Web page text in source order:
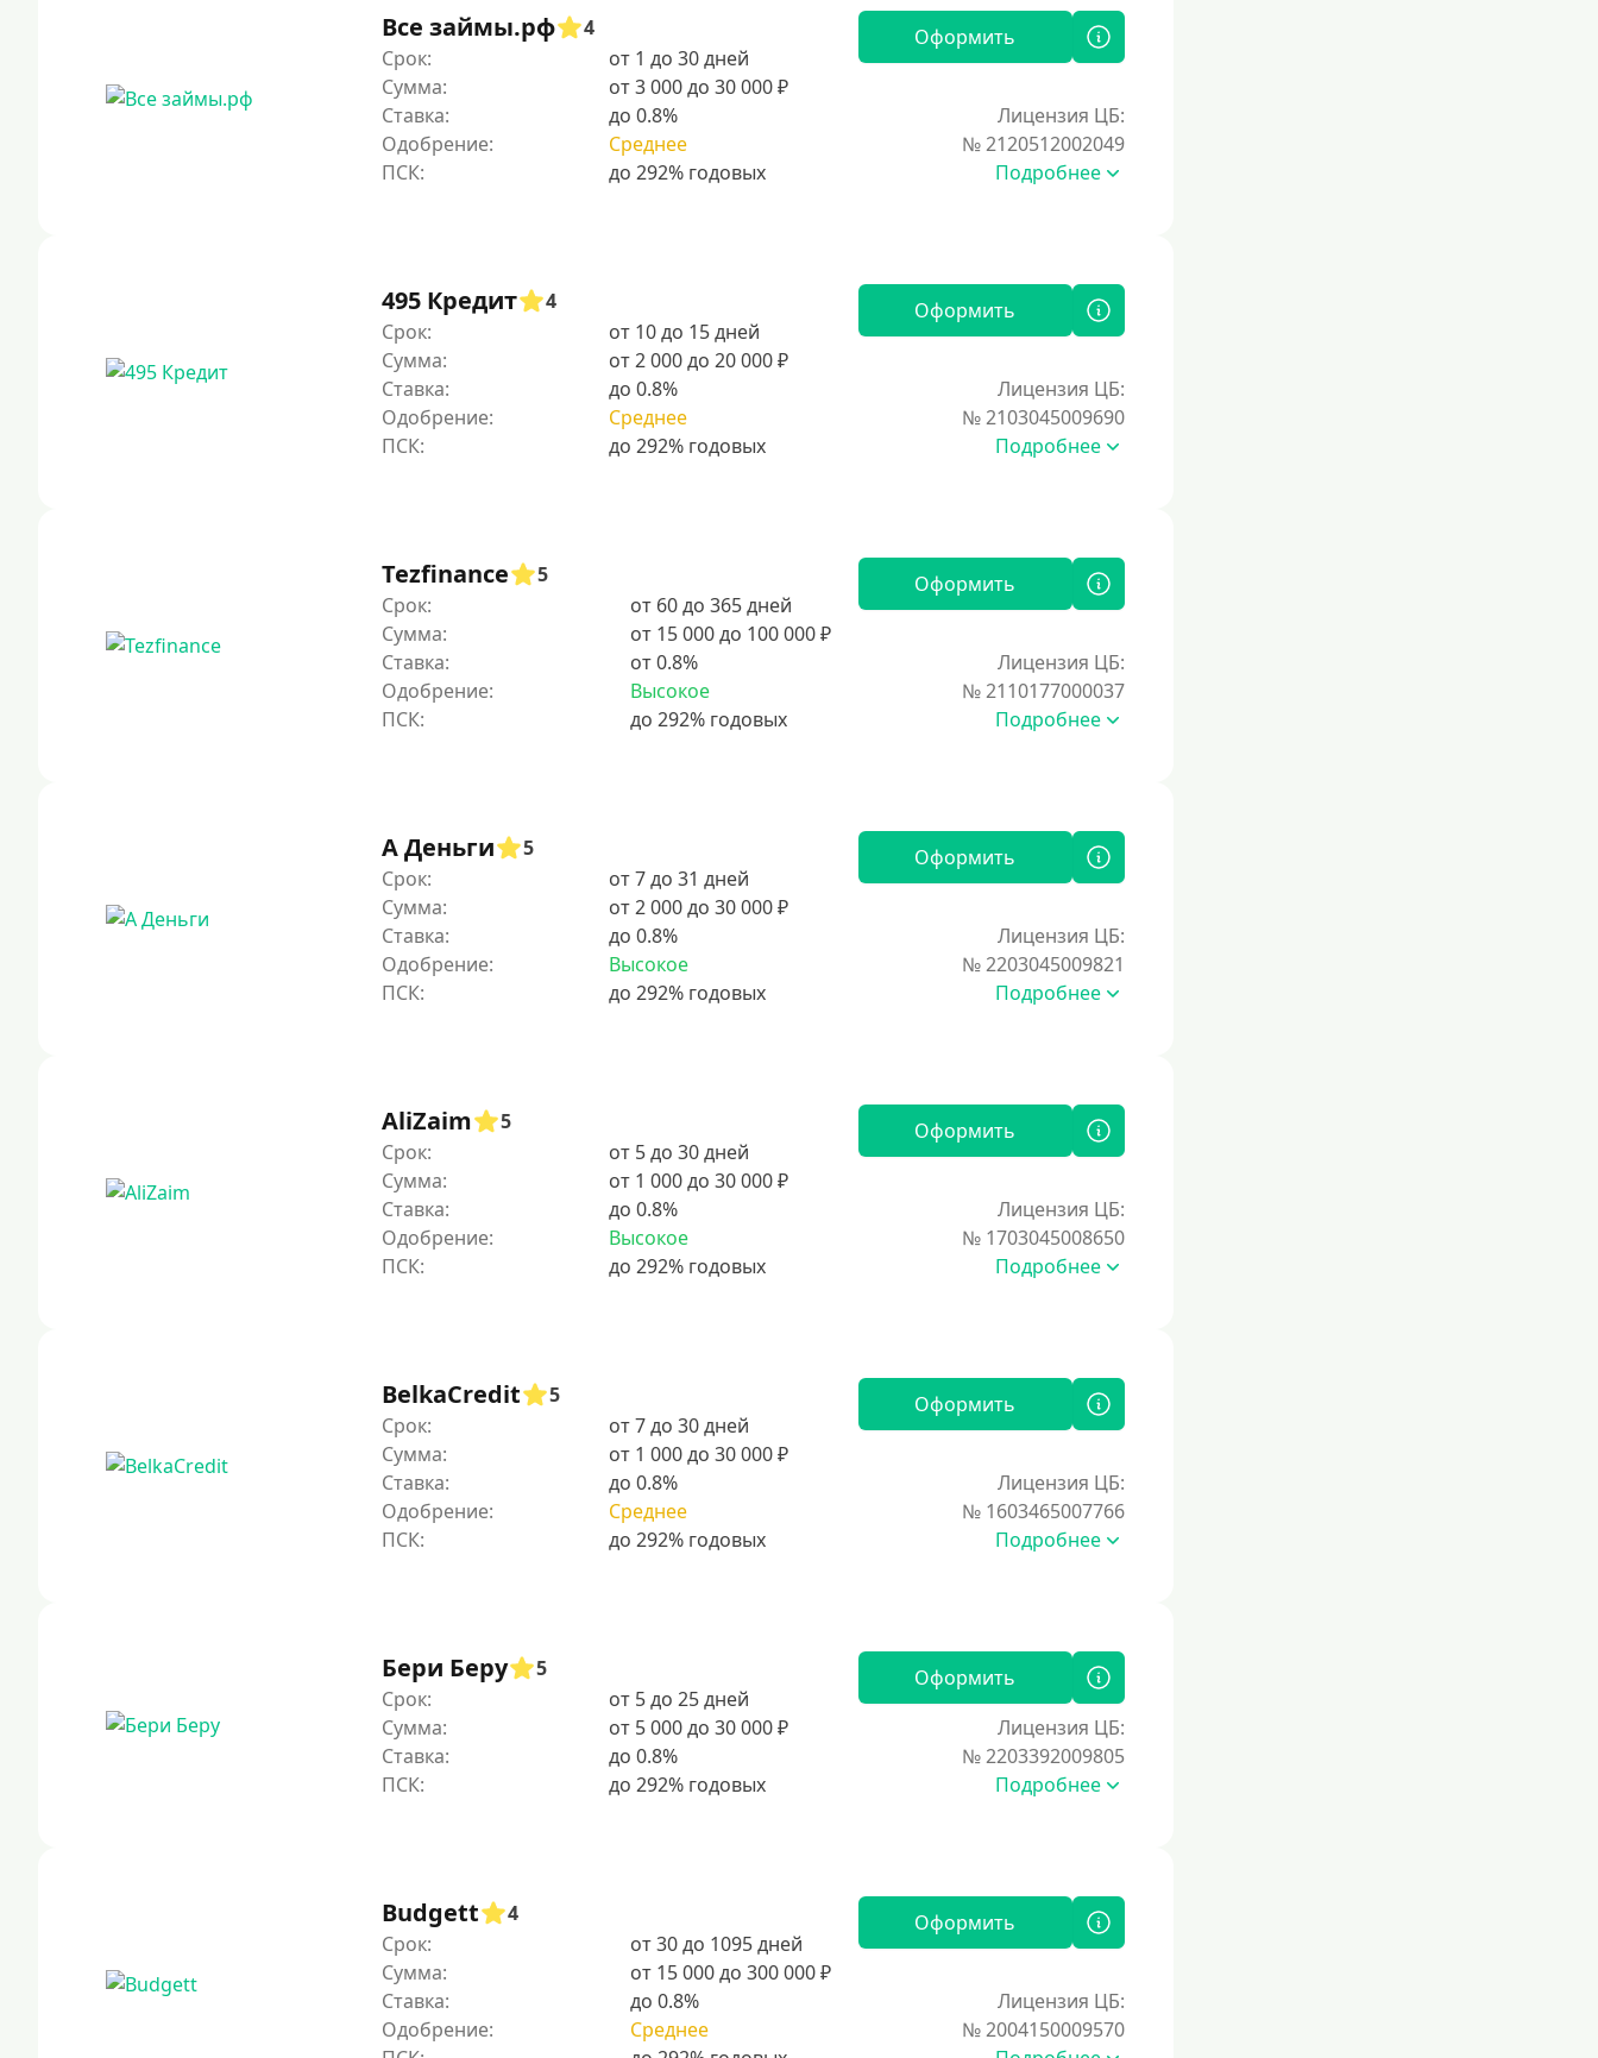
Все займы.рф
4
Срок:
от 1 до 30 дней
Сумма:
от 3 000 до 30 000 ₽
Ставка:
до 0.8%
Одобрение:
Среднее
Оформить
Лицензия ЦБ:
№ 2120512002049
Подробнее
495 Кредит
4
Срок:
от 10 до 15 дней
Сумма:
от 2 000 до 20 000 ₽
Ставка:
до 0.8%
Одобрение:
Среднее
Оформить
Лицензия ЦБ:
№ 2103045009690
Подробнее
Tezfinance
5
Срок:
от 60 до 365 дней
Сумма:
от 15 000 до 100 000 ₽
Ставка:
от 0.8%
Одобрение:
Высокое
Оформить
Лицензия ЦБ:
№ 2110177000037
Подробнее
А Деньги
5
Срок:
от 7 до 31 дней
Сумма:
от 2 000 до 30 000 ₽
Ставка:
до 0.8%
Одобрение:
Высокое
Оформить
Лицензия ЦБ:
№ 2203045009821
Подробнее
AliZaim
5
Срок:
от 5 до 30 дней
Сумма:
от 1 000 до 30 000 ₽
Ставка:
до 0.8%
Одобрение:
Высокое
Оформить
Лицензия ЦБ:
№ 1703045008650
Подробнее
BelkaCredit
5
Срок:
от 7 до 30 дней
Сумма:
от 1 000 до 30 000 ₽
Ставка:
до 0.8%
Одобрение:
Среднее
Оформить
Лицензия ЦБ:
№ 1603465007766
Подробнее
Бери Беру
5
Срок:
от 5 до 25 дней
Сумма:
от 5 000 до 30 000 ₽
Ставка:
до 0.8%
Оформить
Лицензия ЦБ:
№ 2203392009805
Подробнее
Budgett
4
Срок:
от 30 до 1095 дней
Сумма:
от 15 000 до 300 000 ₽
Ставка:
до 0.8%
Одобрение:
Среднее
Оформить
Лицензия ЦБ:
№ 2004150009570